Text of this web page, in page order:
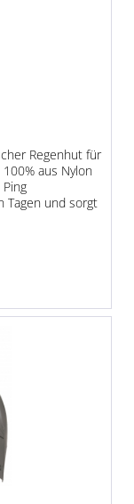
Regenhut für
aus Nylon
Tagen und sorgt